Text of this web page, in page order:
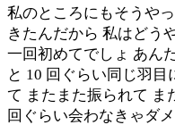
私のところにもそうや
きたんだから 私はどう
一回初めてでしょ あん
と 10 回ぐらい同じ羽
て またまた振られて ま
回ぐらい会わなきゃダ